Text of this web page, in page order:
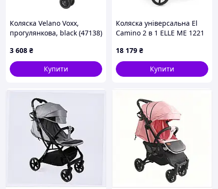
Коляска Velano Voxx,
прогулянкова, black (47138)
3 608 ₴
Купити
Коляска універсальна El
Camino 2 в 1 ELLE ME 1221
18 179 ₴
Купити